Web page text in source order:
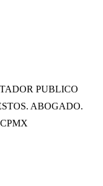
PUBLICO
ABOGADO.